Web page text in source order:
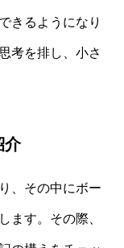
きるようになり
考を排し、小さ
介
、その中にボー
ます。その際、